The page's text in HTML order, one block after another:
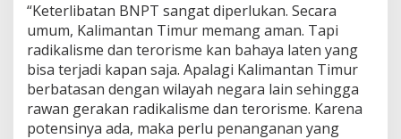
“Keterlibatan BNPT sangat diperlukan. Secara
umum, Kalimantan Timur memang aman. Tapi
radikalisme dan terorisme kan bahaya laten yang
bisa terjadi kapan saja. Apalagi Kalimantan Timur
berbatasan dengan wilayah negara lain sehingga
rawan gerakan radikalisme dan terorisme. Karena
potensinya ada, maka perlu penanganan yang